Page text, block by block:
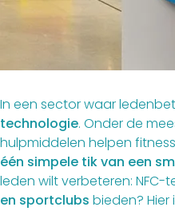
In een sector waar
technologie. Onder de
hulpmiddelen helpen
één simpele tik van een
leden wilt verbeteren:
en sportclubs bieden?